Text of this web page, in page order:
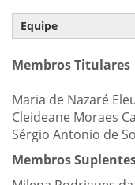
Equipe
Membros Titulares
Maria de Nazaré
Cleideane Moraes
Sérgio Antonio de
Membros